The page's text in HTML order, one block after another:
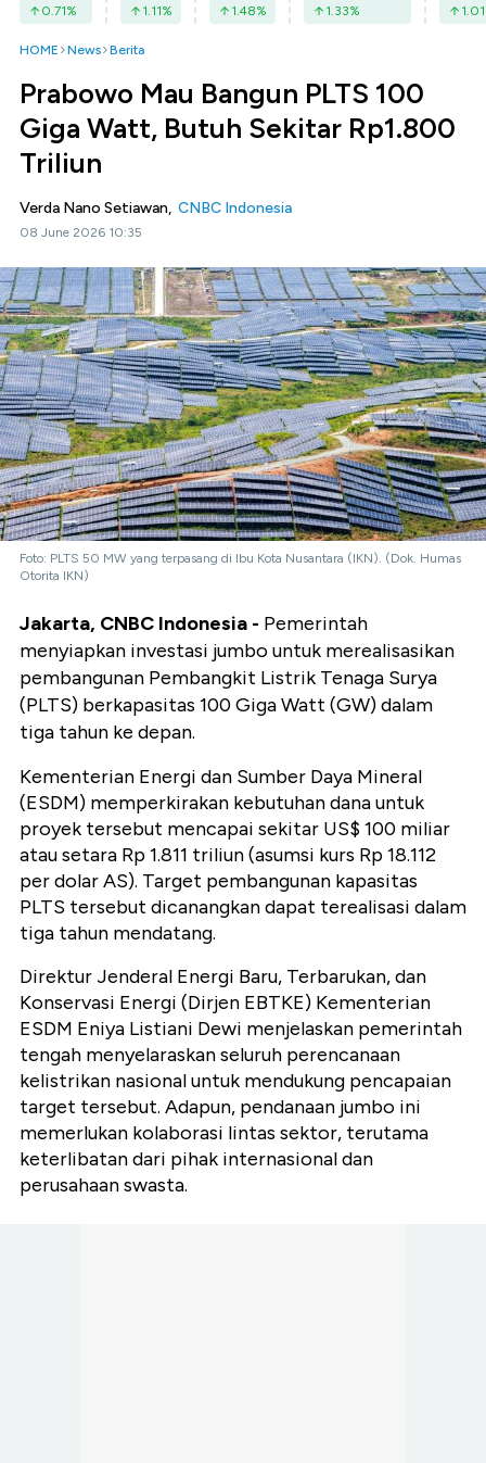
0.71% 1.11% 1.48% 1.33% 1.01
HOME News Berita
Prabowo Mau Bangun PLTS 100
Giga Watt, Butuh Sekitar Rp1.800
Triliun
Verda Nano Setiawan, CNBC Indonesia
08 June 2026 10:35
Foto: PLTS 50 MW yang terpasang di Ibu Kota Nusantara (IKN). (Dok. Humas
Otorita IKN)
Jakarta, CNBC Indonesia - Pemerintah
menyiapkan investasi jumbo untuk merealisasikan
pembangunan Pembangkit Listrik Tenaga Surya
(PLTS) berkapasitas 100 Giga Watt (GW) dalam
tiga tahun ke depan.
Kementerian Energi dan Sumber Daya Mineral
(ESDM) memperkirakan kebutuhan dana untuk
proyek tersebut mencapai sekitar US$ 100 miliar
atau setara Rp 1.811 triliun (asumsi kurs Rp 18.112
per dolar AS). Target pembangunan kapasitas
PLTS tersebut dicanangkan dapat terealisasi dalam
tiga tahun mendatang.
Direktur Jenderal Energi Baru, Terbarukan, dan
Konservasi Energi (Dirjen EBTKE) Kementerian
ESDM Eniya Listiani Dewi menjelaskan pemerintah
tengah menyelaraskan seluruh perencanaan
kelistrikan nasional untuk mendukung pencapaian
target tersebut. Adapun, pendanaan jumbo ini
memerlukan kolaborasi lintas sektor, terutama
keterlibatan dari pihak internasional dan
perusahaan swasta.